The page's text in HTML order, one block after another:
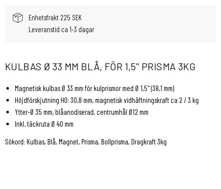
Enhetsfrakt 225 SEK
Leveranstid ca 1-3 dagar
KULBAS Ø 33 MM BLÅ, FÖR 1,5'' PRISMA 3KG
Magnetisk kulbas Ø 33 mm för kulprismor med Ø 1,5'' (38,1 mm)
Höjdförskjutning HO: 30,8 mm, magnetisk vidhäftningskraft ca 2 / 3 kg
Ytter-Ø 35 mm, blåanodiserad, centrumhål Ø12 mm
Inkl. täckruta Ø 40 mm
Sökord: Kulbas, Blå, Magnet, Prisma, Bollprisma, Dragkraft 3kg